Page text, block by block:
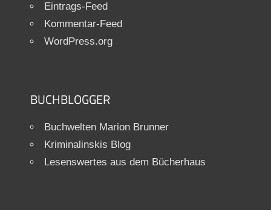
Eintrags-Feed
Kommentar-Feed
WordPress.org
BUCHBLOGGER
Buchwelten Marion Brunner
Kriminalinskis Blog
Lesenswertes aus dem Bücherhaus